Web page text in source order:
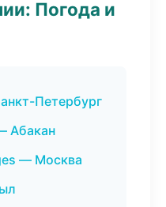
Погода и
Петербург
Абакан
— Москва